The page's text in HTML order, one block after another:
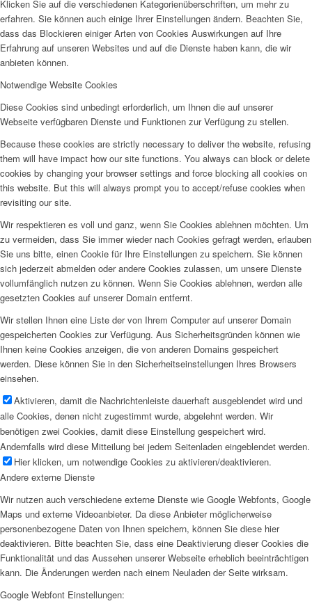
Klicken Sie auf die verschiedenen Kategorienüberschriften, um mehr zu
erfahren. Sie können auch einige Ihrer Einstellungen ändern. Beachten Sie,
dass das Blockieren einiger Arten von Cookies Auswirkungen auf Ihre
Erfahrung auf unseren Websites und auf die Dienste haben kann, die wir
anbieten können.
Notwendige Website Cookies
Diese Cookies sind unbedingt erforderlich, um Ihnen die auf unserer
Webseite verfügbaren Dienste und Funktionen zur Verfügung zu stellen.
Because these cookies are strictly necessary to deliver the website, refusing
them will have impact how our site functions. You always can block or delete
cookies by changing your browser settings and force blocking all cookies on
this website. But this will always prompt you to accept/refuse cookies when
revisiting our site.
Wir respektieren es voll und ganz, wenn Sie Cookies ablehnen möchten. Um
zu vermeiden, dass Sie immer wieder nach Cookies gefragt werden, erlauben
Sie uns bitte, einen Cookie für Ihre Einstellungen zu speichern. Sie können
sich jederzeit abmelden oder andere Cookies zulassen, um unsere Dienste
vollumfänglich nutzen zu können. Wenn Sie Cookies ablehnen, werden alle
gesetzten Cookies auf unserer Domain entfernt.
Wir stellen Ihnen eine Liste der von Ihrem Computer auf unserer Domain
gespeicherten Cookies zur Verfügung. Aus Sicherheitsgründen können wie
Ihnen keine Cookies anzeigen, die von anderen Domains gespeichert
werden. Diese können Sie in den Sicherheitseinstellungen Ihres Browsers
einsehen.
Aktivieren, damit die Nachrichtenleiste dauerhaft ausgeblendet wird und
alle Cookies, denen nicht zugestimmt wurde, abgelehnt werden. Wir
benötigen zwei Cookies, damit diese Einstellung gespeichert wird.
Andernfalls wird diese Mitteilung bei jedem Seitenladen eingeblendet werden.
Hier klicken, um notwendige Cookies zu aktivieren/deaktivieren.
Andere externe Dienste
Wir nutzen auch verschiedene externe Dienste wie Google Webfonts, Google
Maps und externe Videoanbieter. Da diese Anbieter möglicherweise
personenbezogene Daten von Ihnen speichern, können Sie diese hier
deaktivieren. Bitte beachten Sie, dass eine Deaktivierung dieser Cookies die
Funktionalität und das Aussehen unserer Webseite erheblich beeinträchtigen
kann. Die Änderungen werden nach einem Neuladen der Seite wirksam.
Google Webfont Einstellungen: